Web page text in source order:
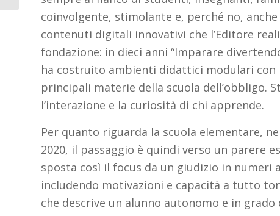
coinvolgente, stimolante e, perché no,
contenuti digitali innovativi che l’Editore
fondazione: in dieci anni “Imparare
ha costruito ambienti didattici modulari con
principali materie della scuola dell’obbligo.
l’interazione e la curiosità di chi apprende.
Per quanto riguarda la scuola elementare,
2020, il passaggio è quindi verso un parere
sposta così il focus da un giudizio in numeri
includendo motivazioni e capacità a tutto
che descrive un alunno autonomo e in